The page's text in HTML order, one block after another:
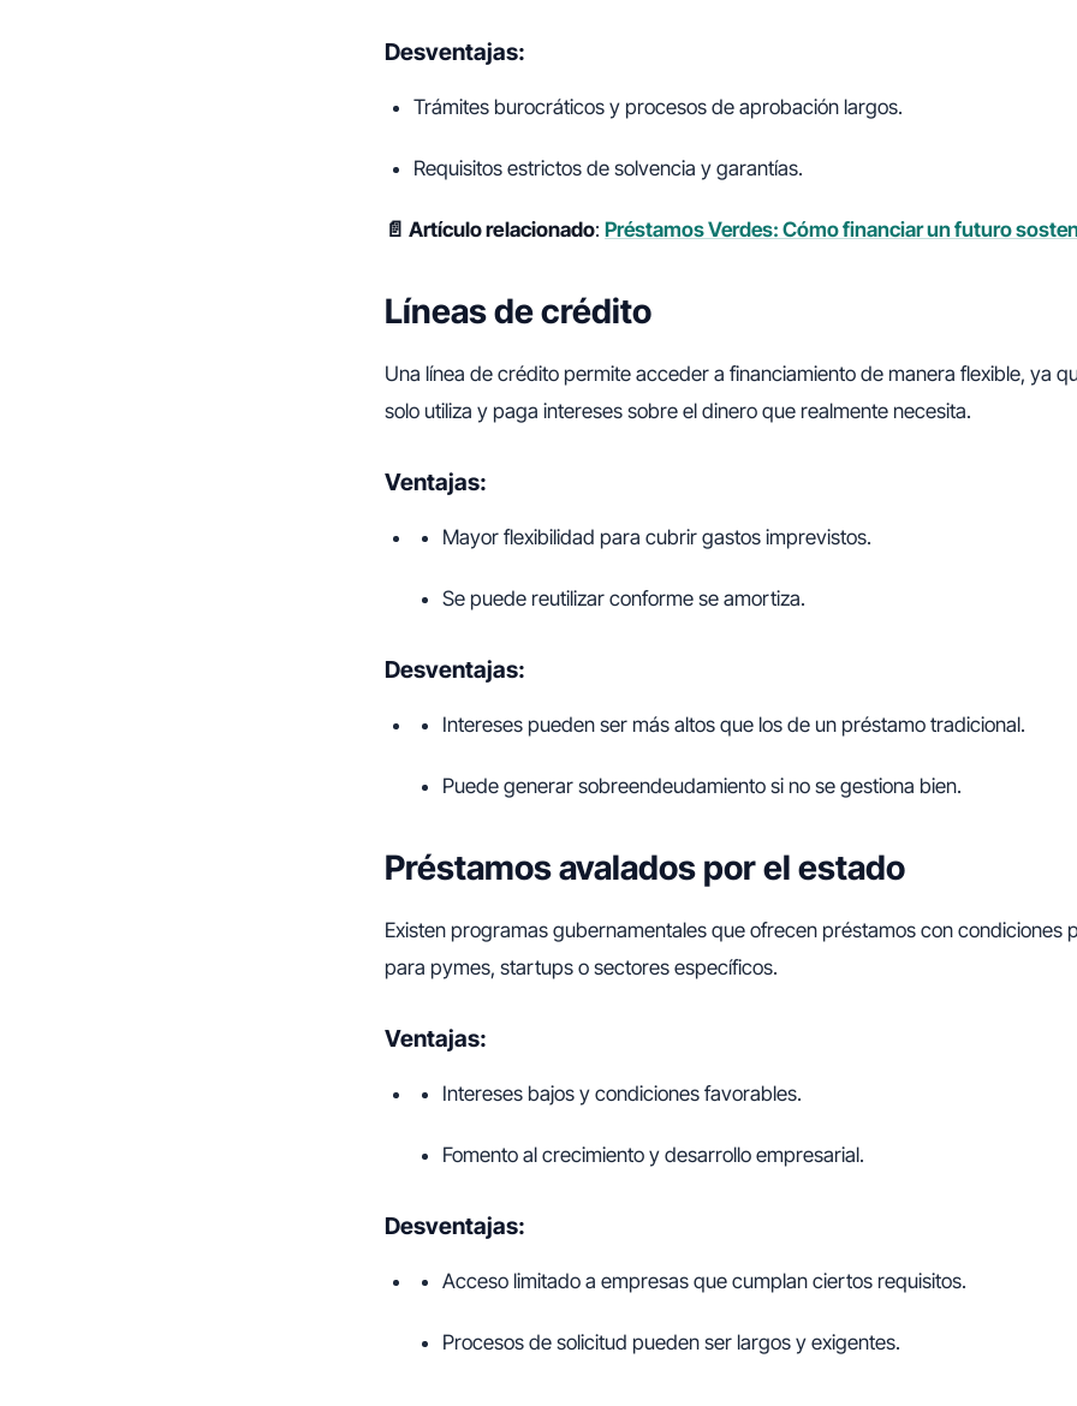
Desventajas:
Trámites burocráticos y procesos de aprobación largos.
Requisitos estrictos de solvencia y garantías.
📄 Artículo relacionado: Préstamos Verdes: Cómo financiar un futuro
Líneas de crédito
Una línea de crédito permite acceder a financiamiento de manera flexible, ya
solo utiliza y paga intereses sobre el dinero que realmente necesita.
Ventajas:
Mayor flexibilidad para cubrir gastos imprevistos.
Se puede reutilizar conforme se amortiza.
Desventajas:
Intereses pueden ser más altos que los de un préstamo tradicional.
Puede generar sobreendeudamiento si no se gestiona bien.
Préstamos avalados por el estado
Existen programas gubernamentales que ofrecen préstamos con condiciones
para pymes, startups o sectores específicos.
Ventajas:
Intereses bajos y condiciones favorables.
Fomento al crecimiento y desarrollo empresarial.
Desventajas:
Acceso limitado a empresas que cumplan ciertos requisitos.
Procesos de solicitud pueden ser largos y exigentes.